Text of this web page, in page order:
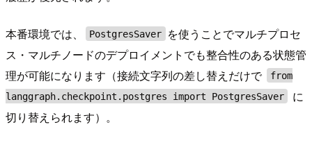
本番環境では、 PostgresSaver
を使うことでマルチプロセ
ス・マルチノードのデプロイメントでも整合性のある状態管
理が可能になります（接続文字列の差し替えだけで
from
langgraph.checkpoint.postgres import PostgresSaver
に
切り替えられます）。